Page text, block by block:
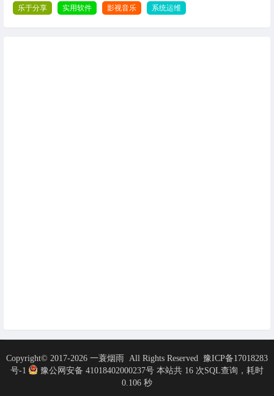
乐于分享 实用软件 影视音乐 系统运维
Copyright© 2017-2026 一蓑烟雨 All Rights Reserved 豫ICP备17018283
号-1
豫公网安备 41018402000237号 本站共 16 次SQL查询，耗时
0.106 秒